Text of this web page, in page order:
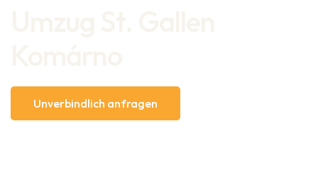
Unverbindlich anfragen